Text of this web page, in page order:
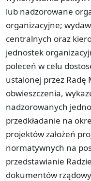
lub nadzorowane
organizacyjne;
centralnych oraz
jednostek
poleceń w celu
ustalonej przez Radę
obwieszczenia,
nadzorowanych
przedkładanie na
projektów założeń
normatywnych na
przedstawianie
dokumentów